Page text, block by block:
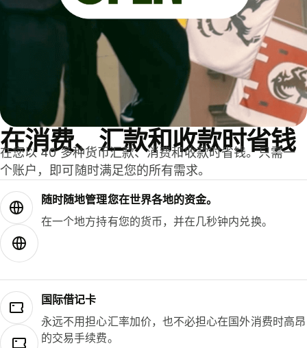
在消费、汇款和收款时省钱
在您以 40 多种货币汇款、消费和收款时省钱。只需一
个账户，即可随时满足您的所有需求。
随时随地管理您在世界各地的资金。
在一个地方持有您的货币，并在几秒钟内兑换。
国际借记卡
永远不用担心汇率加价，也不必担心在国外消费时高昂
的交易手续费。